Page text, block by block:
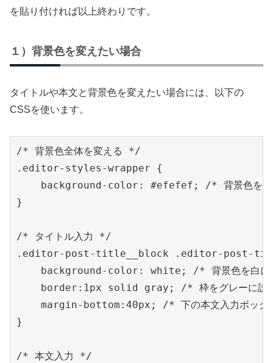
を貼り付ければ以上終わりです。
１）背景色を変えたい場合
タイトルや本文と背景色を変えたい場合には、以下の
CSSを使います。
/* 背景色全体を変える */
.editor-styles-wrapper {
background-color: #efefef; /* 背景色を薄
}
/* タイトル入力 */
.editor-post-title__block .editor-post-
background-color: white; /* 背景色を白に
border:1px solid gray; /* 枠をグレーに設
margin-bottom:40px; /* 下の本文入力ボック
}
/* 本文入力 */